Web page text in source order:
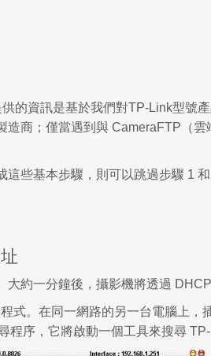
的資訊是基於我們對TP-Link型號
商；僅當遇到與 CameraFTP（
些基本步驟，則可以跳過步驟 1
約一分鐘後，攝影機將透過 DHCP
式。在同一網路的另一台電腦上，
程序，它將啟動一個工具來搜尋